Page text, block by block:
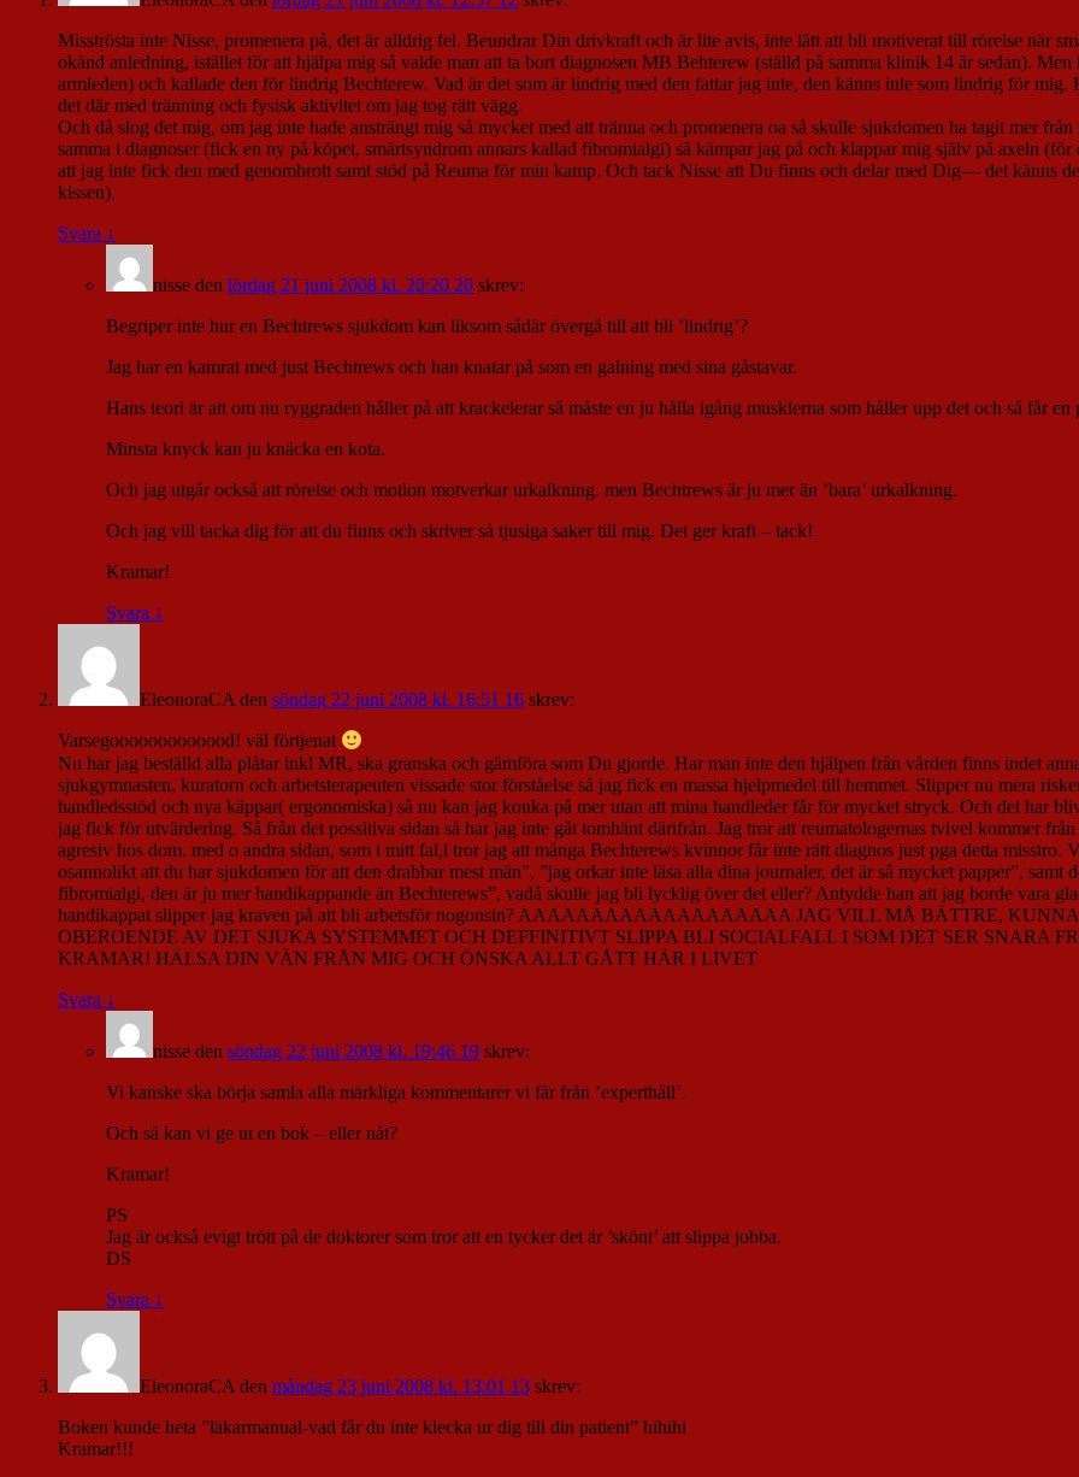
Misströsta inte Nisse, promenera på, det är alldrig fel. Beundrar Din drivkraft och är lite avis, inte lätt att bli motiverat till rörelse när
okänd anledning, istället för att hjälpa mig så valde man att ta bort diagnosen MB Behterew (ställd på samma klinik 14 år sedan).
armleden) och kallade den för lindrig Bechterew. Vad är det som är lindrig med den fattar jag inte, den känns inte som lindrig för mig.
det där med tränning och fysisk aktivitet om jag tog rätt vägg.
Och då slog det mig, om jag inte hade ansträngt mig så mycket med att tränna och promenera oa så skulle sjukdomen ha tagit mer
samma i diagnoser (fick en ny på köpet, smärtsyndrom annars kallad fibromialgi) så kämpar jag på och klappar mig själv på axeln
att jag inte fick den med genombrott samt stöd på Reuma för min kamp. Och tack Nisse att Du finns och delar med Dig— det känns
kissen).
Svara ↓
nisse den lördag 21 juni 2008 kl. 20:20 20 skrev:
Begriper inte hur en Bechtrews sjukdom kan liksom sådär övergå till att bli ’lindrig’?
Jag har en kamrat med just Bechtrews och han knatar på som en galning med sina gåstavar.
Hans teori är att om nu ryggraden håller på att krackelerar så måste en ju hålla igång musklerna som håller upp det och så får en
Minsta knyck kan ju knäcka en kota.
Och jag utgår också att rörelse och motion motverkar urkalkning. men Bechtrews är ju mer än ’bara’ urkalkning.
Och jag vill tacka dig för att du finns och skriver så tjusiga saker till mig. Det ger kraft – tack!
Kramar!
Svara ↓
EleonoraCA den söndag 22 juni 2008 kl. 16:51 16 skrev:
Varsegooooooooooood! väl förtjenat
Nu har jag beställd alla plåtar inkl MR, ska granska och gämföra som Du gjorde. Har man inte den hjälpen från vården finns indet
sjukgymnasten, kuratorn och arbetsterapeuten vissade stor förståelse så jag fick en massa hjelpmedel till hemmet. Slipper nu mera
handledsstöd och nya käppar( ergonomiska) så nu kan jag konka på mer utan att mina handleder får för mycket stryck. Och det har
jag fick för utvärdering. Så från det possitiva sidan så har jag inte gåt tomhänt därifrån. Jag tror att reumatologernas tvivel kommer
agresiv hos dom. med o andra sidan, som i mitt fal,l tror jag att många Bechterews kvinnor får inte rätt diagnos just pga detta misstro.
osannolikt att du har sjukdomen för att den drabbar mest män”, ”jag orkar inte läsa alla dina journaler, det är så mycket papper”,
fibromialgi, den är ju mer handikappande än Bechterews”, vadå skulle jag bli lycklig över det eller? Antydde han att jag borde vara
handikappat slipper jag kraven på att bli arbetsför nogonsin? AAAAAAAAAAAAAAAAAAA JAG VILL MÅ BÄTTRE,
OBEROENDE AV DET SJUKA SYSTEMMET OCH DEFFINITIVT SLIPPA BLI SOCIALFALL I SOM DET SER
KRAMAR! HÄLSA DIN VÄN FRÅN MIG OCH ÖNSKA ALLT GÅTT HÄR I LIVET
Svara ↓
nisse den söndag 22 juni 2008 kl. 19:46 19 skrev:
Vi kanske ska börja samla alla märkliga kommentarer vi får från ’experthåll’.
Och så kan vi ge ut en bok – eller nåt?
Kramar!
PS
Jag är också evigt trött på de doktorer som tror att en tycker det är ’skönt’ att slippa jobba.
DS
Svara ↓
EleonoraCA den måndag 23 juni 2008 kl. 13:01 13 skrev:
Boken kunde heta ”läkarmanual-vad får du inte klecka ur dig till din patient” hihihi
Kramar!!!